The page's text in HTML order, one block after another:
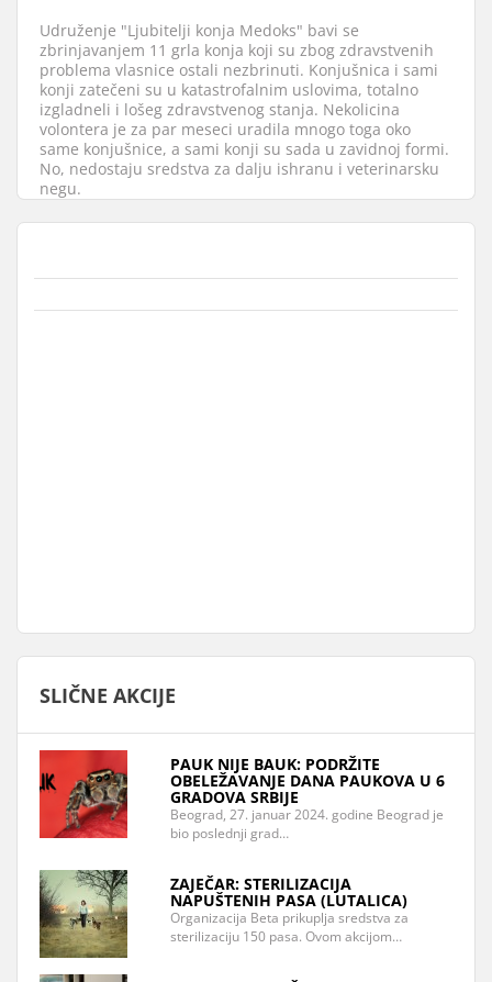
Udruženje "Ljubitelji konja Medoks" bavi se
zbrinjavanjem 11 grla konja koji su zbog zdravstvenih
problema vlasnice ostali nezbrinuti. Konjušnica i sami
konji zatečeni su u katastrofalnim uslovima, totalno
izgladneli i lošeg zdravstvenog stanja. Nekolicina
volontera je za par meseci uradila mnogo toga oko
same konjušnice, a sami konji su sada u zavidnoj formi.
No, nedostaju sredstva za dalju ishranu i veterinarsku
negu.
SLIČNE AKCIJE
PAUK NIJE BAUK: PODRŽITE
OBELEŽAVANJE DANA PAUKOVA U 6
GRADOVA SRBIJE
Beograd, 27. januar 2024. godine Beograd je
bio poslednji grad…
ZAJEČAR: STERILIZACIJA
NAPUŠTENIH PASA (LUTALICA)
Organizacija Beta prikuplja sredstva za
sterilizaciju 150 pasa. Ovom akcijom…